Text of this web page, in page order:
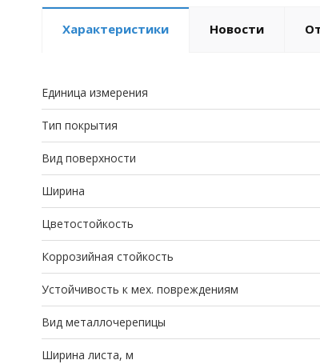
Характеристики Новости
Единица измерения
Тип покрытия
Вид поверхности
Ширина
Цветостойкость
Коррозийная стойкость
Устойчивость к мех. повреждениям
Вид металлочерепицы
Ширина листа, м